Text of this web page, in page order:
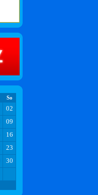
So
02
09
16
23
30